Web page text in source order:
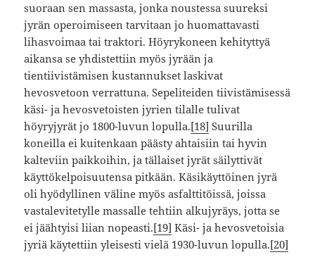
suoraan sen massasta, jonka noustessa suureksi
jyrän operoimiseen tarvitaan jo huomattavasti
lihasvoimaa tai traktori. Höyrykoneen kehityttyä
aikansa se yhdistettiin myös jyrään ja
tientiivistämisen kustannukset laskivat
hevosvetoon verrattuna. Sepeliteiden tiivistämisessä
käsi- ja hevosvetoisten jyrien tilalle tulivat
höyryjyrät jo 1800-luvun lopulla.[18] Suurilla
koneilla ei kuitenkaan päästy ahtaisiin tai hyvin
kalteviin paikkoihin, ja tällaiset jyrät säilyttivät
käyttökelpoisuutensa pitkään. Käsikäyttöinen jyrä
oli hyödyllinen väline myös asfalttitöissä, joissa
vastalevitetylle massalle tehtiin alkujyräys, jotta se
ei jäähtyisi liian nopeasti.[19] Käsi- ja hevosvetoisia
jyriä käytettiin yleisesti vielä 1930-luvun lopulla.[20]